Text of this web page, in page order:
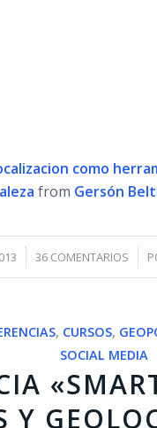
como
from Gersón
36 COMENTARIOS
/
, CURSOS,
SOCIAL MEDIA
Y